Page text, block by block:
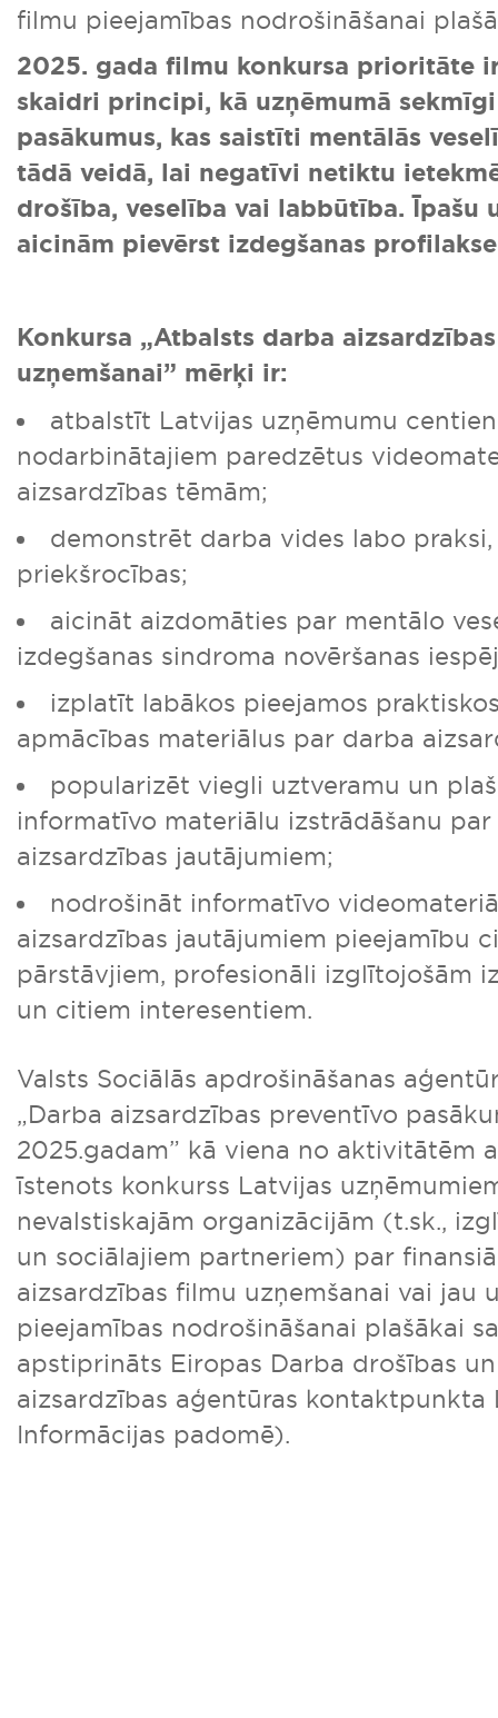
filmu pieejamības nodrošināšanai
2025. gada filmu konkursa prioritāte
skaidri principi, kā uzņēmumā
pasākumus, kas saistīti mentālās
tādā veidā, lai negatīvi netiktu
drošība, veselība vai labbūtība. Īpašu
aicinām pievērst izdegšanas
Konkursa „Atbalsts darba
uzņemšanai” mērķi ir:
atbalstīt Latvijas uzņēmumu
nodarbinātajiem paredzētus
aizsardzības tēmām;
demonstrēt darba vides labo
priekšrocības;
aicināt aizdomāties par mentālo
izdegšanas sindroma novēršanas
izplatīt labākos pieejamos
apmācības materiālus par darba
popularizēt viegli uztveramu un
informatīvo materiālu izstrādāšanu
aizsardzības jautājumiem;
nodrošināt informatīvo
aizsardzības jautājumiem pieejamību
pārstāvjiem, profesionāli izglītojošām
un citiem interesentiem.
Valsts Sociālās apdrošināšanas
„Darba aizsardzības preventīvo
2025.gadam” kā viena no aktivitātēm
īstenots konkurss Latvijas
nevalstiskajām organizācijām (t.sk.,
un sociālajiem partneriem) par
aizsardzības filmu uzņemšanai vai jau
pieejamības nodrošināšanai plašākai
apstiprināts Eiropas Darba drošības
aizsardzības aģentūras kontaktpunkta
Informācijas padomē).